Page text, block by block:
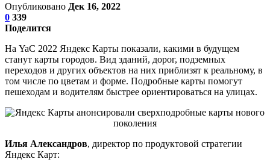
Опубликовано Дек 16, 2022
0 339
Поделится
На YaC 2022 Яндекс Карты показали, какими в будущем
станут карты городов. Вид зданий, дорог, подземных
переходов и других объектов на них приблизят к реальному, в
том числе по цветам и форме. Подробные карты помогут
пешеходам и водителям быстрее ориентироваться на улицах.
Илья Александров, директор по продуктовой стратегии
Яндекс Карт: